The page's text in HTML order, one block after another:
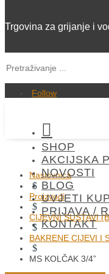
Trgovina za grijanje i
Follow

SHOP
AKCIJSKA
NOVOSTI
BLOG
UVJETI
PRIJAVA /
KONTAKT
Naslovnica
$
Proizvodi
$
CIJEVNI SUSTAVI
$
BAKRENE CIJEVI I
$
MS KOLČAK 3/4”